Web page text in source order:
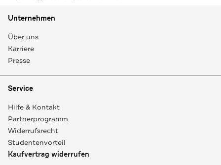
Unternehmen
Über uns
Karriere
Presse
Service
Hilfe & Kontakt
Partnerprogramm
Widerrufsrecht
Studentenvorteil
Kaufvertrag widerrufen